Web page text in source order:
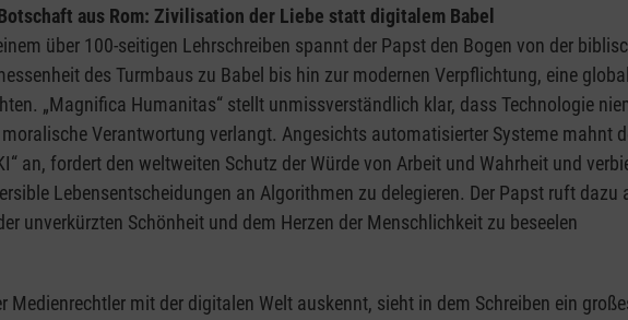
aus Rom: Zivilisation der Liebe statt digitalem Babel
über 100-seitigen Lehrschreiben spannt der Papst den Bogen von der
des Turmbaus zu Babel bis hin zur modernen Verpflichtung, eine
„Magnifica Humanitas“ stellt unmissverständlich klar, dass Technologie
moralische Verantwortung verlangt. Angesichts automatisierter Systeme mahnt
an, fordert den weltweiten Schutz der Würde von Arbeit und Wahrheit und
Lebensentscheidungen an Algorithmen zu delegieren. Der Papst ruft
unverkürzten Schönheit und dem Herzen der Menschlichkeit zu beseelen
mit der digitalen Welt auskennt, sieht in dem Schreiben ein